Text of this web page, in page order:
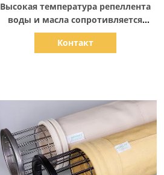
Высокая температура репеллента
воды и масла сопротивляется
цедильным мешкам сборника
пыли
Контакт